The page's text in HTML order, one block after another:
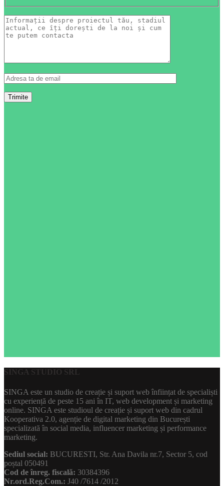
SINGA STUDIO SRL
SINGA este un studio de creație și suport web înființat de specialiști
cu experiență de peste 15 ani în IT, web development și marketing
online. SINGA este studioul de creație și suport web din cadrul
Kooperativa 2.0, agenție de digital marketing din București
specializată în social media, influencer marketing și performance
marketing.
Sediul social: BUCURESTI, Str. Ana Davila nr.7, Sector 5, cod
poștal 050491
Cod de înreg. fiscală: 30384396
Nr.ord.Reg.Com.: J40 /7614 /2012